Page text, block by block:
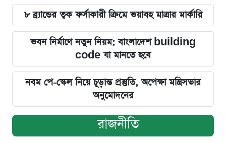
৮ ব্র্যান্ডের ত্বক ফর্সাকারী ক্রিমে ভয়াবহ মাত্রার মার্কারি
ভবন নির্মাণে নতুন নিয়ম: বাংলাদেশ building
code যা মানতে হবে
নবম পে-স্কেল নিয়ে চূড়ান্ত প্রস্তুতি, অপেক্ষা মন্ত্রিসভার
অনুমোদনের
রাজনীতি